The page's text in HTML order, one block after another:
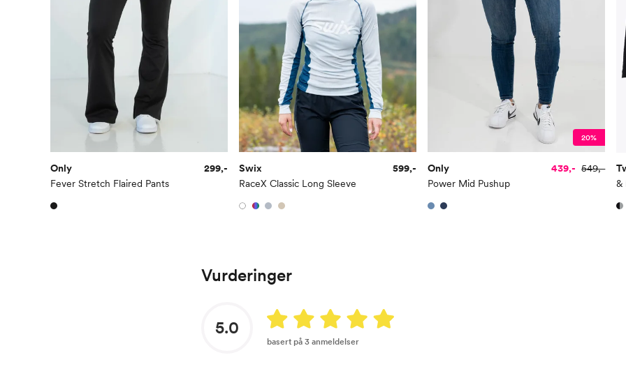
Only
Fever Stretch Flaired Pants
299,-
Swix
RaceX Classic Long Sleeve
599,-
20%
Only
Power Mid Pushup
439,- 549,-
&
Vurderinger
5.0
basert på 3 anmeldelser